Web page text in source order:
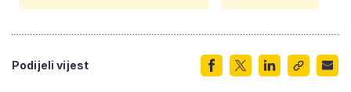
Podijeli vijest